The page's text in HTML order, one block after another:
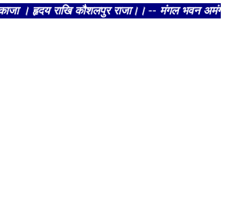
हृदय राखि कौशलपुर राजा।। -- मंगल भवन अमंगल